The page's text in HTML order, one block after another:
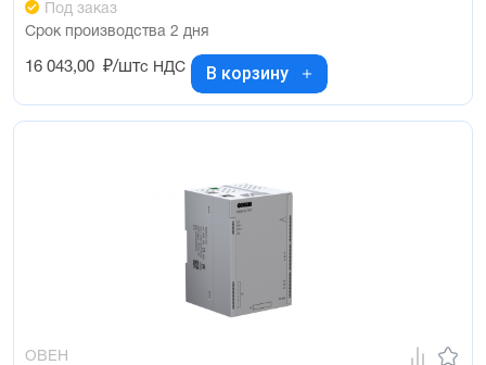
Под заказ
Срок производства 2 дня
16 043,00 ₽/штс НДС В корзину
ОВЕН